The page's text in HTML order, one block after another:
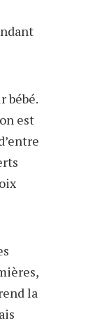
bébé.
est
la